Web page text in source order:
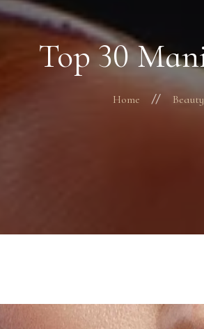
Top 30
Home Beauty